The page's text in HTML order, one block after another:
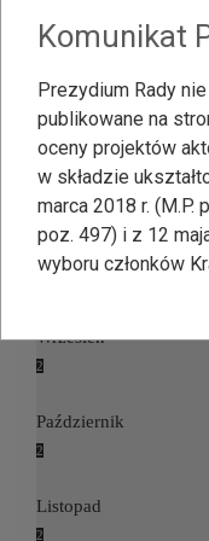
1
Czerwiec
2
Lipiec
Sierpień
Wrzesień
2
Październik
2
Listopad
2
Komunikat
Prezydium Rady
publikowane na
oceny projektów
w składzie
marca 2018 r. (M.P.
poz. 497) i z 12
wyboru członków